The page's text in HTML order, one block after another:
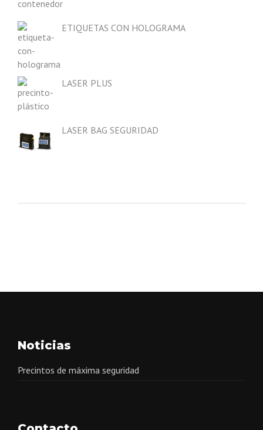
ETIQUETAS CON HOLOGRAMA
LASER PLUS
LASER BAG SEGURIDAD
Noticias
Precintos de máxima seguridad